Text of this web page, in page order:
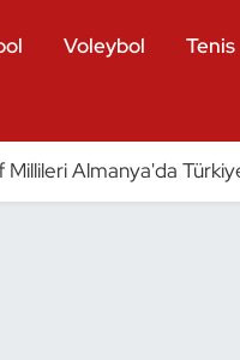
Voleybol Tenis
Millileri Almanya'da